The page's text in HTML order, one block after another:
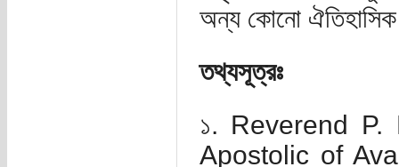
অন্য কোনো
তথ্যসূত্রঃ
১. Reverend
Apostolic of